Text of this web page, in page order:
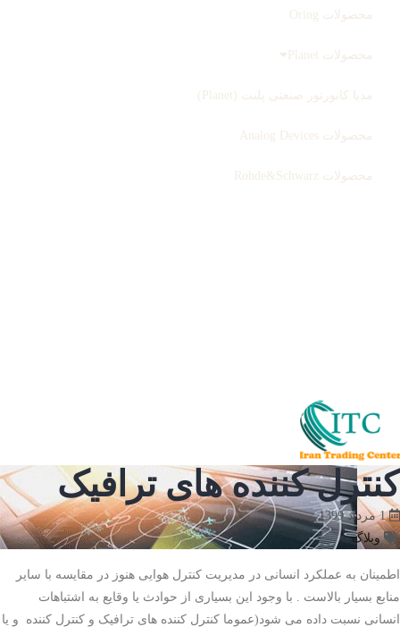
محصولات Oring
محصولات Planet
مدیا کانورتور صنعتی پلنت (Planet)
محصولات Analog Devices
محصولات Rohde&Schwarz
کنترل کننده های ترافیک
1 مرداد 1399
وبلاگ
اطمینان به عملکرد انسانی در مدیریت کنترل هوایی هنوز در مقایسه با سایر
منابع بسیار بالاست . با وجود این بسیاری از حوادث یا وقایع به اشتباهات
انسانی نسبت داده می شود(عموما کنترل کننده های ترافیک و کنترل کننده و یا